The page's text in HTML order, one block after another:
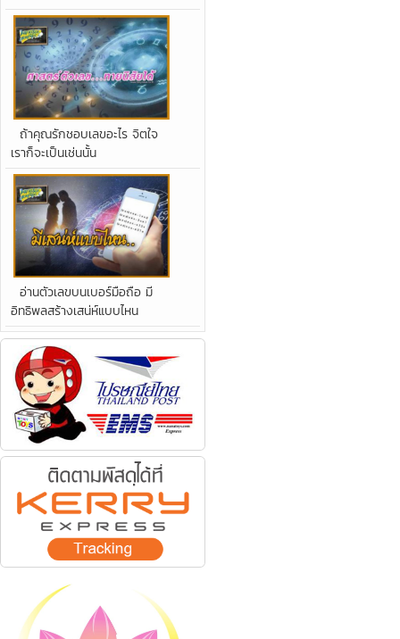
ถ้าคุณรักชอบเลขอะไร จิตใจ
เราก็จะเป็นเช่นนั้น
อ่านตัวเลขบนเบอร์มือถือ มี
อิทธิพลสร้างเสน่ห์แบบไหน